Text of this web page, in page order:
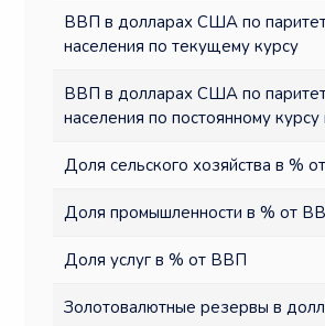
ВВП в долларах США по
населения по текущему курсу
ВВП в долларах США по
населения по постоянному
Доля сельского хозяйства в %
Доля промышленности в % от
Доля услуг в % от ВВП
Золотовалютные резервы в